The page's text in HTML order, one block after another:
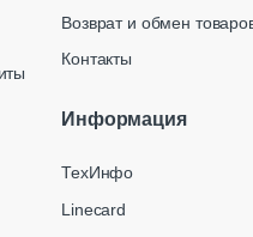
Возврат и обмен
Контакты
Информация
ТехИнфо
Linecard